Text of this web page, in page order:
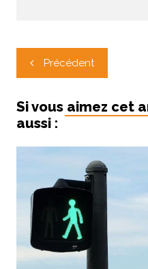
Navigation
de
l’article
Précédent
Si vous aimez cet
aussi :